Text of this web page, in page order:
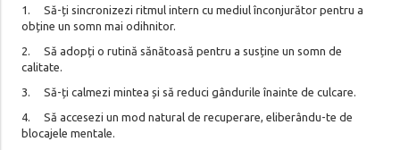
1. Să-ți sincronizezi ritmul intern cu mediul înconjurător pentru a
obține un somn mai odihnitor.
2. Să adopți o rutină sănătoasă pentru a susține un somn de
calitate.
3. Să-ți calmezi mintea și să reduci gândurile înainte de culcare.
4. Să accesezi un mod natural de recuperare, eliberându-te de
blocajele mentale.